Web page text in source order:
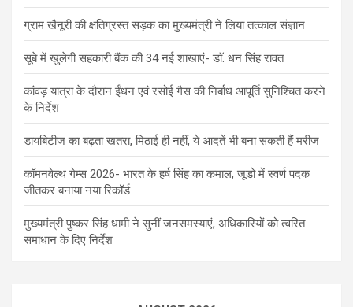
ग्राम खैनूरी की क्षतिग्रस्त सड़क का मुख्यमंत्री ने लिया तत्काल संज्ञान
सूबे में खुलेगी सहकारी बैंक की 34 नई शाखाएं- डाॅ. धन सिंह रावत
कांवड़ यात्रा के दौरान ईंधन एवं रसोई गैस की निर्बाध आपूर्ति सुनिश्चित करने
के निर्देश
डायबिटीज का बढ़ता खतरा, मिठाई ही नहीं, ये आदतें भी बना सकती हैं मरीज
कॉमनवेल्थ गेम्स 2026- भारत के हर्ष सिंह का कमाल, जूडो में स्वर्ण पदक
जीतकर बनाया नया रिकॉर्ड
मुख्यमंत्री पुष्कर सिंह धामी ने सुनीं जनसमस्याएं, अधिकारियों को त्वरित
समाधान के दिए निर्देश